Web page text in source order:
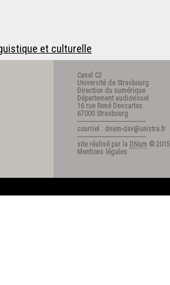
et culturelle
Canal C2
Université de Strasbourg
Direction du numérique
Département audiovisuel
16 rue René Descartes
67000 Strasbourg
---------------------------------------
courriel : dnum-dav@unistra.fr
---------------------------------------
site réalisé par la DNum © 2015
Mentions légales